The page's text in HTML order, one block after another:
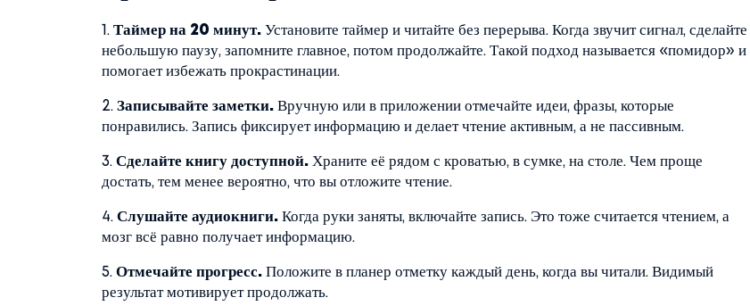
1. Таймер на 20 минут. Установите таймер и читайте без перерыва. Когда звучит сигнал, сделайте
небольшую паузу, запомните главное, потом продолжайте. Такой подход называется «помидор» и
помогает избежать прокрастинации.
2. Записывайте заметки. Вручную или в приложении отмечайте идеи, фразы, которые
понравились. Запись фиксирует информацию и делает чтение активным, а не пассивным.
3. Сделайте книгу доступной. Храните её рядом с кроватью, в сумке, на столе. Чем проще
достать, тем менее вероятно, что вы отложите чтение.
4. Слушайте аудиокниги. Когда руки заняты, включайте запись. Это тоже считается чтением, а
мозг всё равно получает информацию.
5. Отмечайте прогресс. Положите в планер отметку каждый день, когда вы читали. Видимый
результат мотивирует продолжать.